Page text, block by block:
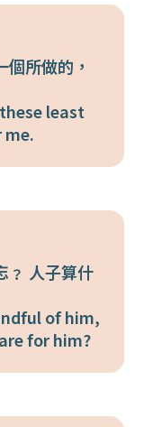
所做的，
least
﹖ 人子算什
of him,
for him?